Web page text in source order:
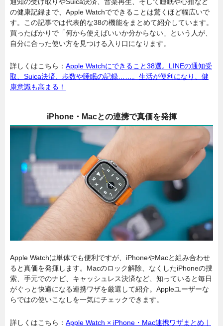
の健康記録まで、Apple Watchでできることは驚くほど幅広いで
す。この記事では代表的な38の機能をまとめて紹介しています。
買ったばかりで「何から使えばいいか分からない」という人が、
自分に合った使い方を見つける入り口になります。
詳しくはこちら： Apple Watchにできること38選。LINEの通知受
取、Suica決済、歩数や睡眠の記録……。生活が便利になり、健
康意識も高まる！
iPhone・Macとの連携で真価を発揮
Apple Watchは単体でも便利ですが、iPhoneやMacと組み合わせ
ると真価を発揮します。Macのロック解除、なくしたiPhoneの捜
索、手元でのナビ、キャッシュレス決済など、知っていると毎日
がぐっと快適になる連携ワザを厳選して紹介。Appleユーザーな
らではの使いこなしを一気にチェックできます。
詳しくはこちら： Apple Watch × iPhone・Mac連携ワザまとめ｜